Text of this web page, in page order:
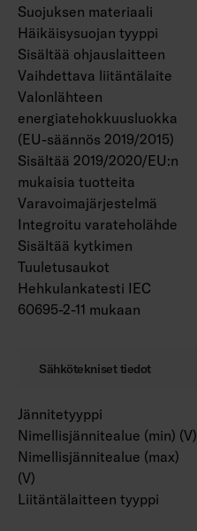
Suojuksen materiaali
Häikäisysuojan tyyppi
Sisältää ohjauslaitteen
Vaihdettava liitäntälaite
Valonlähteen
energiatehokkuusluokka
(EU-säännös 2019/2015)
Sisältää 2019/2020/EU:n
mukaisia tuotteita
Varavoimajärjestelmä
Integroitu varateholähde
Sisältää kytkimen
Tuuletusaukot
Hehkulankatesti IEC
60695-2-11 mukaan
Sähkötekniset tiedot
Jännitetyyppi
Nimellisjännitealue (min) (V)
Nimellisjännitealue (max)
(V)
Liitäntälaitteen tyyppi